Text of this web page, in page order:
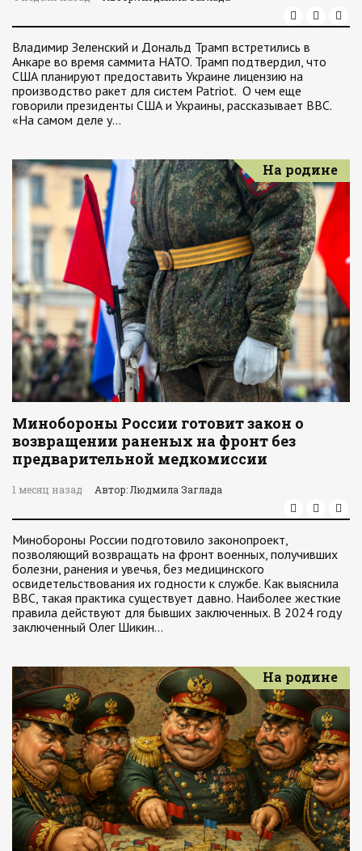
Владимир Зеленский и Дональд Трамп встретились в
Анкаре во время саммита НАТО. Трамп подтвердил, что
США планируют предоставить Украине лицензию на
производство ракет для систем Patriot. О чем еще
говорили президенты США и Украины, рассказывает ВВС.
«На самом деле у…
На родине
Минобороны России готовит закон о
возвращении раненых на фронт без
предварительной медкомиссии
1 месяц назад Автор: Людмила Заглада
Минобороны России подготовило законопроект,
позволяющий возвращать на фронт военных, получивших
болезни, ранения и увечья, без медицинского
освидетельствования их годности к службе. Как выяснила
ВВС, такая практика существует давно. Наиболее жесткие
правила действуют для бывших заключенных. В 2024 году
заключенный Олег Шикин…
На родине